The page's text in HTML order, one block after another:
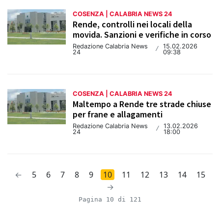
COSENZA | CALABRIA NEWS 24
Rende, controlli nei locali della
movida. Sanzioni e verifiche in corso
Redazione Calabria News
24
/ 15.02.2026
09:38
COSENZA | CALABRIA NEWS 24
Maltempo a Rende tre strade chiuse
per frane e allagamenti
Redazione Calabria News
24
/ 13.02.2026
18:00
← 5 6 7 8 9 10 11 12 13 14
15
→
Pagina 10 di 121